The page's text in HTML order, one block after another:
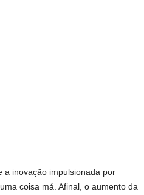
a inovação impulsionada por
coisa má. Afinal, o aumento da